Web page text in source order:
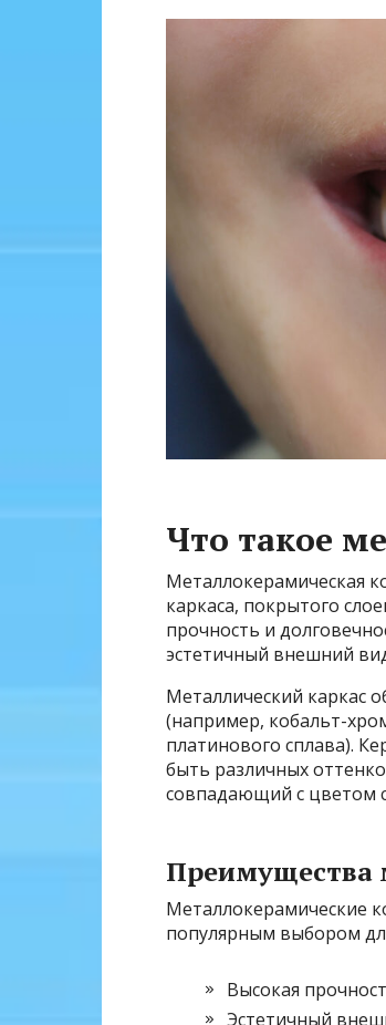
Что такое
Металлокерамическая
каркаса, покрытого
прочность и
эстетичный внешний
Металлический каркас
(например, кобальт-
платинового сплава).
быть различных
совпадающий с цветом
Преимущества
Металлокерамические
популярным выбором
Высокая
Эстетичный